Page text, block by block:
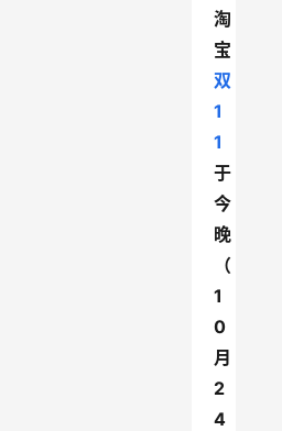
淘
宝
双
1
1
于
今
晚
（
1
0
月
2
4